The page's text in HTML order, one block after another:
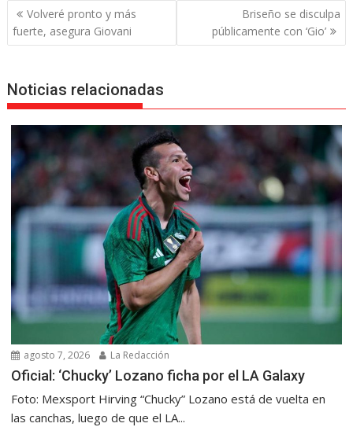
Navegación
de
entradas
Volveré pronto y más
fuerte, asegura Giovani
Briseño se disculpa
públicamente con ‘Gio’
Noticias relacionadas
agosto 7, 2026 La Redacción
Oficial: ‘Chucky’ Lozano ficha por el LA Galaxy
Foto: Mexsport Hirving “Chucky” Lozano está de vuelta en
las canchas, luego de que el LA...